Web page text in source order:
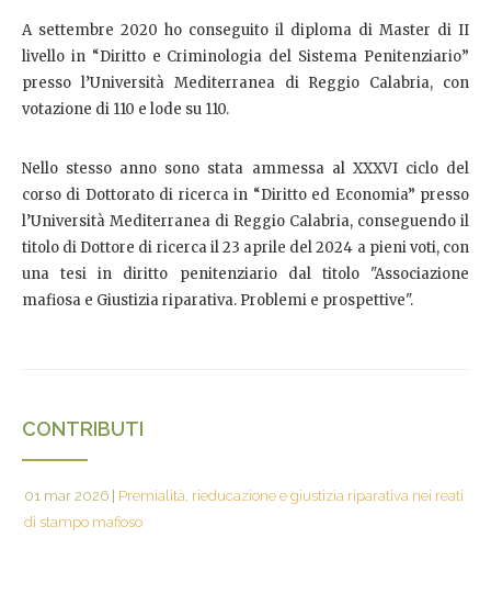
A settembre 2020 ho conseguito il diploma di Master di II
livello in “Diritto e Criminologia del Sistema Penitenziario”
presso l’Università Mediterranea di Reggio Calabria, con
votazione di 110 e lode su 110.
Nello stesso anno sono stata ammessa al XXXVI ciclo del
corso di Dottorato di ricerca in “Diritto ed Economia” presso
l’Università Mediterranea di Reggio Calabria, conseguendo il
titolo di Dottore di ricerca il 23 aprile del 2024 a pieni voti, con
una tesi in diritto penitenziario dal titolo "Associazione
mafiosa e Giustizia riparativa. Problemi e prospettive".
CONTRIBUTI
01 mar 2026
Premialità, rieducazione e giustizia riparativa nei reati
di stampo mafioso